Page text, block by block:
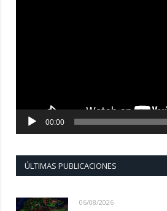
00:00
ÚLTIMAS PUBLICACIONES
06/08/2026